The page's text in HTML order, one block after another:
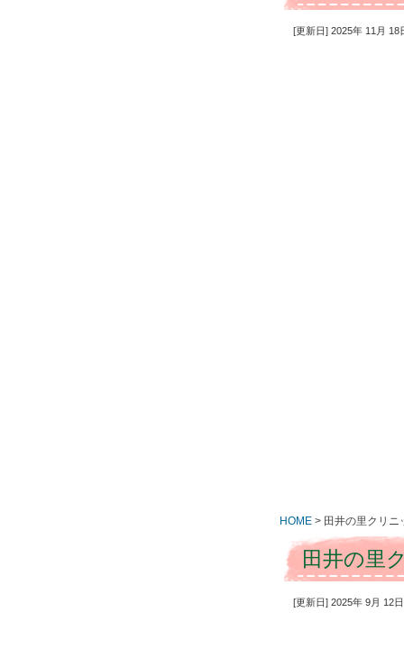
[更新日] 2025年 11月
HOME > 田井の里クリニ
田井の里
[更新日] 2025年 9月 12